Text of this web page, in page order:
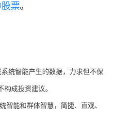
票。
统智能产生的数据，力求但不保
成投资建议。
智能和群体智慧，简捷、直观、